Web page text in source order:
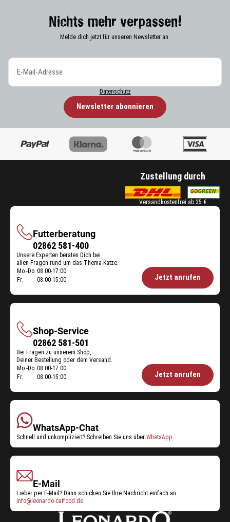
Nichts mehr verpassen!
Melde dich jetzt für unseren Newsletter an.
Datenschutz
Newsletter abonnieren
Zustellung durch
Versandkostenfrei ab 35 €
Futterberatung
Futterberatung
02862 581-400
Unsere Experten beraten Dich bei
allen Fragen rund um das Thema Katze.
Öffnungszeiten
Mo.-Do. 08:00-17:00
Fr.
08:00-15:00 Jetzt anrufen
Shop-Service
Shop-
Service
02862 581-501
Bei Fragen zu unserem Shop,
Deiner Bestellung oder dem Versand.
Öffnungszeiten
Mo.-Do. 08:00-17:00
Fr.
08:00-15:00 Jetzt anrufen
WhatsApp-Chat
Schnell und unkompliziert? Schreiben Sie uns über WhatsApp.
E-Mail
Lieber per E-Mail? Dann schicken Sie Ihre Nachricht einfach an
info@leonardo-catfood.de